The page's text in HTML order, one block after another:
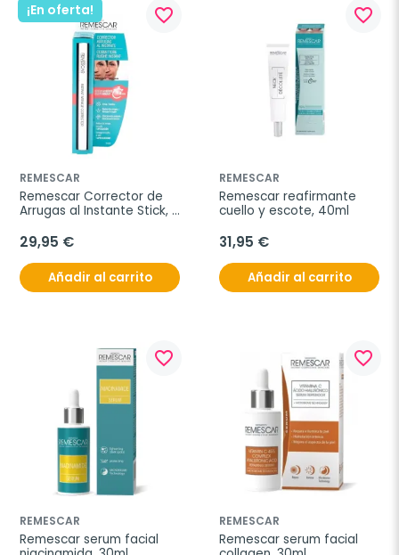
¡En oferta! favorite_border
REMESCAR
Remescar Corrector de
Arrugas al Instante Stick,
29,95 €
Añadir al carrito
favorite_border
REMESCAR
Remescar reafirmante
cuello y escote, 40ml
31,95 €
Añadir al carrito
favorite_border
REMESCAR
Remescar serum facial
favorite_border
REMESCAR
Remescar serum facial